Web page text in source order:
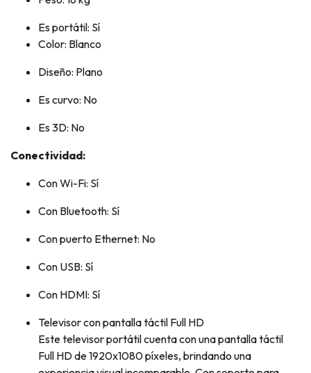
Es portátil: Sí
Color: Blanco
Diseño: Plano
Es curvo: No
Es 3D: No
Conectividad:
Con Wi-Fi: Sí
Con Bluetooth: Sí
Con puerto Ethernet: No
Con USB: Sí
Con HDMI: Sí
Televisor con pantalla táctil Full HD
Este televisor portátil cuenta con una pantalla táctil
Full HD de 1920x1080 píxeles, brindando una